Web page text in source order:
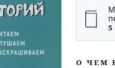
5
O ЧЕМ